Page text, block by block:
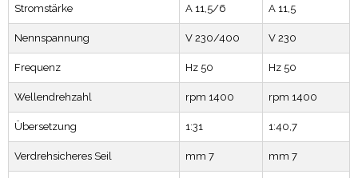
Stromstärke A 11,5/6 A 11,5
Nennspannung V 230/400 V 230
Frequenz Hz 50 Hz 50
Wellendrehzahl rpm 1400 rpm 1400
Übersetzung 1:31 1:40,7
Verdrehsicheres Seil mm 7 mm 7